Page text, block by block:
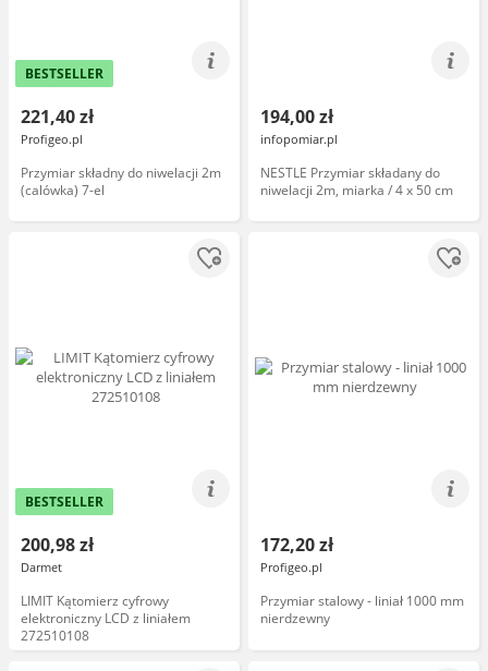
BESTSELLER
221,40 zł
Profigeo.pl
Przymiar składny do niwelacji 2m
(calówka) 7-el
194,00 zł
infopomiar.pl
NESTLE Przymiar składany do
niwelacji 2m, miarka / 4 x 50 cm
BESTSELLER
200,98 zł
Darmet
LIMIT Kątomierz cyfrowy
elektroniczny LCD z liniałem
272510108
172,20 zł
Profigeo.pl
Przymiar stalowy - liniał 1000 mm
nierdzewny